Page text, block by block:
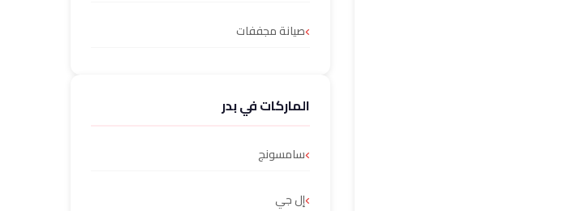
صيانة مجففات
الماركات في بدر
سامسونج
إل جي